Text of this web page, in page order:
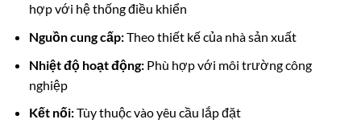
hợp với hệ thống điều khiển
Nguồn cung cấp:Theo thiết kế của nhà sản xuất
Nhiệt độ hoạt động:Phù hợp với môi trường công
nghiệp
Kết nối:Tùy thuộc vào yêu cầu lắp đặt